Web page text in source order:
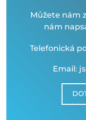
Můžete nám
nám
Telefonická
Email: